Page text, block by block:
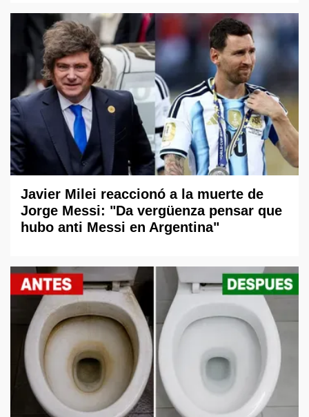
Javier Milei reaccionó a la muerte de
Jorge Messi: "Da vergüenza pensar que
hubo anti Messi en Argentina"